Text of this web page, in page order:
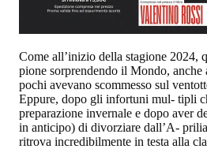
Come all’inizio della stagione 2024,
pione sorprendendo il Mondo, anche
pochi avevano scommesso sul
Eppure, dopo gli infortuni mul- tipli
preparazione invernale e dopo aver
in anticipo) di divorziare dall’A-
ritrova incredibilmente in testa alla